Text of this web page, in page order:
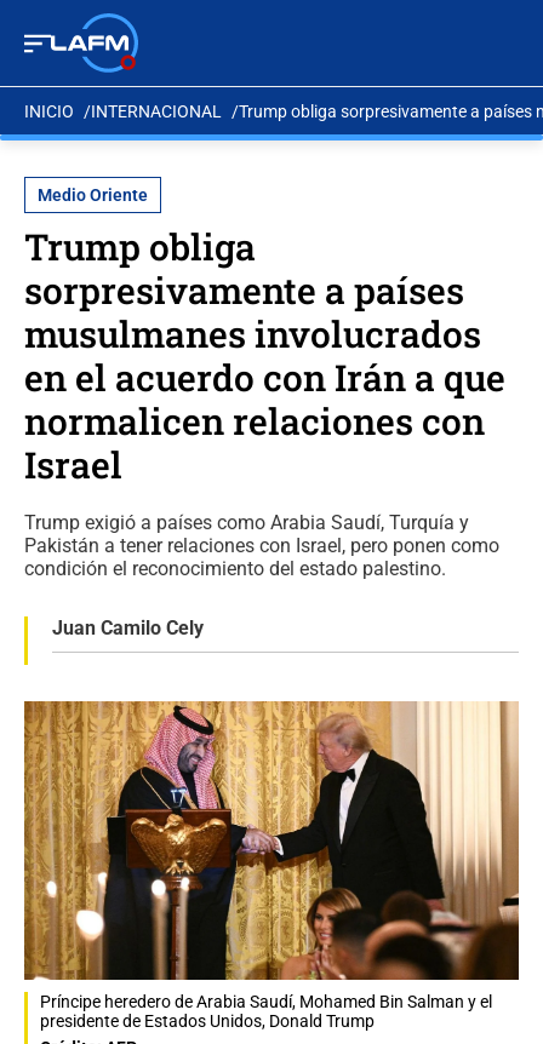
INICIO INTERNACIONAL Trump obliga sorpresivamente a países
Medio Oriente
Trump obliga
sorpresivamente a países
musulmanes involucrados
en el acuerdo con Irán a que
normalicen relaciones con
Israel
Trump exigió a países como Arabia Saudí, Turquía y
Pakistán a tener relaciones con Israel, pero ponen como
condición el reconocimiento del estado palestino.
Juan Camilo Cely
Príncipe heredero de Arabia Saudí, Mohamed Bin Salman y el
presidente de Estados Unidos, Donald Trump